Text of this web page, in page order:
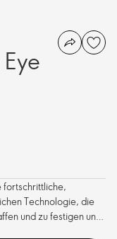
fortschrittliche,
Technologie, die
und zu festigen und
zu bekämpfen, um